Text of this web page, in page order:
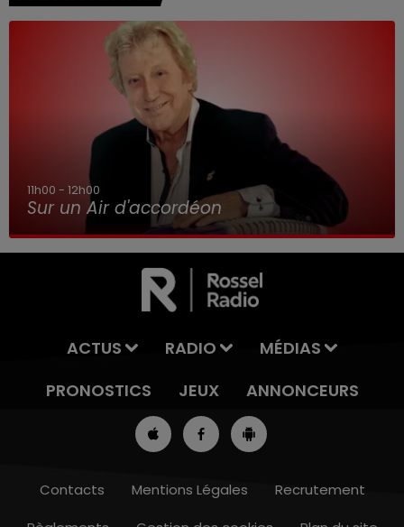
11h00 - 12h00
Sur un Air d'accordéon
ACTUS RADIO
MÉDIAS
PRONOSTICS
JEUX ANNONCEURS
Contacts Mentions Légales
Recrutement